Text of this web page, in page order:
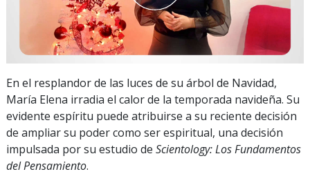
En el resplandor de las luces de su árbol de Navidad,
María Elena irradia el calor de la temporada navideña. Su
evidente espíritu puede atribuirse a su reciente decisión
de ampliar su poder como ser espiritual, una decisión
impulsada por su estudio de Scientology: Los Fundamentos
del Pensamiento.